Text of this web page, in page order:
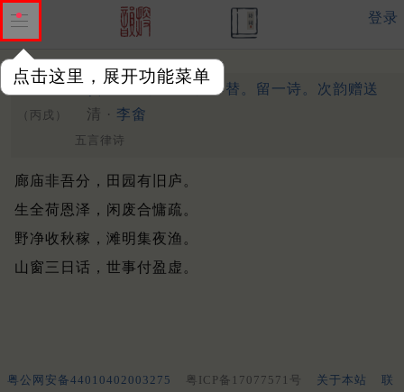
点击这里，展开功能菜单
登录
金医益贤远来相问。旧情不替。留一诗。次韵赠送
（丙戌） 清 · 李畬
五言律诗
廊庙非吾分，田园有旧庐。
生全荷恩泽，闲废合慵疏。
野净收秋稼，滩明集夜渔。
山窗三日话，世事付盈虚。
粤公网安备44010402003275 粤ICP备17077571号 关于本站
联